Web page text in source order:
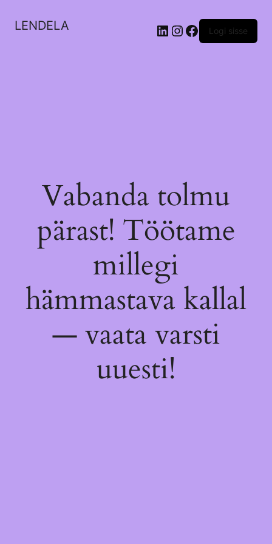
LENDELA LinkedIn
Instagram
Facebook
Logi sisse
Vabanda tolmu
pärast! Töötame
millegi
hämmastava kallal
— vaata varsti
uuesti!